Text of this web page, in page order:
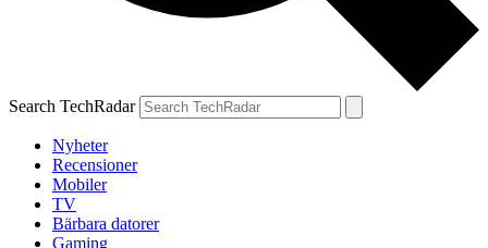
Search TechRadar
Nyheter
Recensioner
Mobiler
TV
Bärbara datorer
Gaming